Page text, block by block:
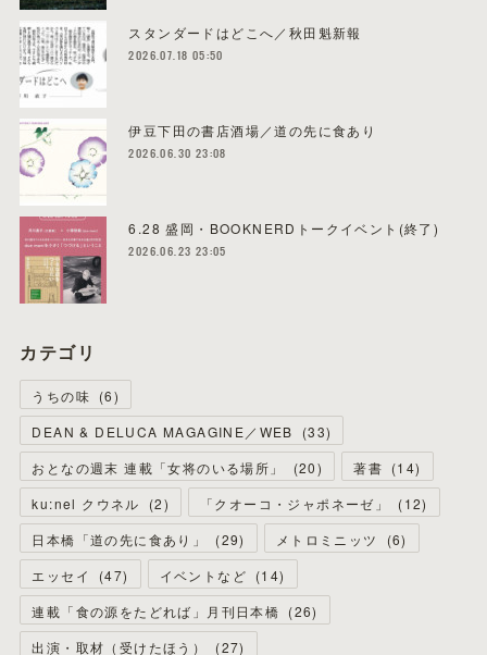
スタンダードはどこへ／秋田魁新報
2026.07.18 05:50
伊豆下田の書店酒場／道の先に食あり
2026.06.30 23:08
6.28 盛岡・BOOKNERDトークイベント(終了)
2026.06.23 23:05
カテゴリ
うちの味 (6)
DEAN & DELUCA MAGAGINE／WEB
(33)
おとなの週末 連載「女将のいる場所」
(20) 著書 (14)
ku:nel クウネル
(2) 「クオーコ・ジャポネーゼ」 (12)
日本橋「道の先に食あり」
(29) メトロミニッツ (6)
エッセイ
(47) イベントなど (14)
連載「食の源をたどれば」月刊日本橋 (26)
出演・取材（受けたほう）
(27)